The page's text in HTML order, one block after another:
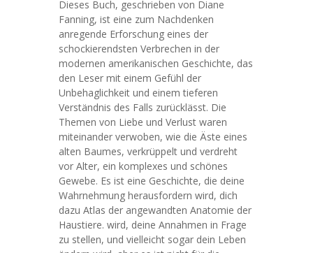
Dieses Buch, geschrieben von Diane
Fanning, ist eine zum Nachdenken
anregende Erforschung eines der
schockierendsten Verbrechen in der
modernen amerikanischen Geschichte, das
den Leser mit einem Gefühl der
Unbehaglichkeit und einem tieferen
Verständnis des Falls zurücklässt. Die
Themen von Liebe und Verlust waren
miteinander verwoben, wie die Äste eines
alten Baumes, verkrüppelt und verdreht
vor Alter, ein komplexes und schönes
Gewebe. Es ist eine Geschichte, die deine
Wahrnehmung herausfordern wird, dich
dazu Atlas der angewandten Anatomie der
Haustiere. wird, deine Annahmen in Frage
zu stellen, und vielleicht sogar dein Leben